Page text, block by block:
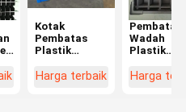
Kotak
Pembatas
Plastik
Tekanan
Harga terbaik
Pembatas
Wadah
Plastik
Harga